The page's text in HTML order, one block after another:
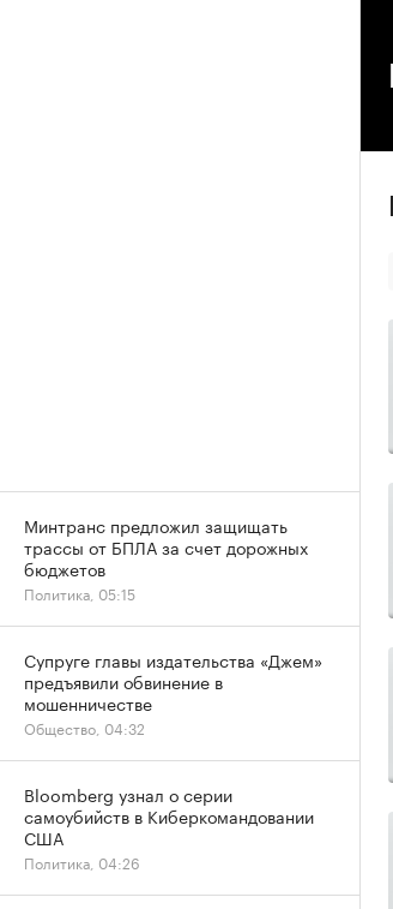
Минтранс предложил защищать
трассы от БПЛА за счет дорожных
бюджетов
Политика, 05:15
Супруге главы издательства «Джем»
предъявили обвинение в
мошенничестве
Общество, 04:32
Bloomberg узнал о серии
самоубийств в Киберкомандовании
США
Политика, 04:26